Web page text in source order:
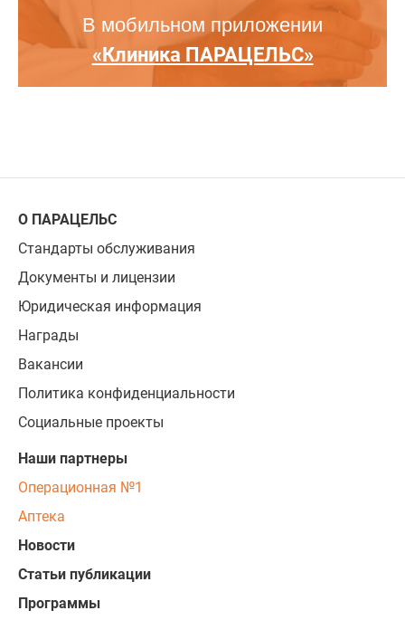
В мобильном приложении
«Клиника ПАРАЦЕЛЬС»
О ПАРАЦЕЛЬС
Стандарты обслуживания
Документы и лицензии
Юридическая информация
Награды
Вакансии
Политика конфиденциальности
Социальные проекты
Наши партнеры
Операционная №1
Аптека
Новости
Статьи публикации
Программы